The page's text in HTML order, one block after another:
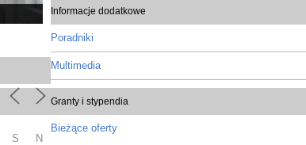
S N
Informacje dodatkowe
Poradniki
Multimedia
Granty i stypendia
Bieżące oferty